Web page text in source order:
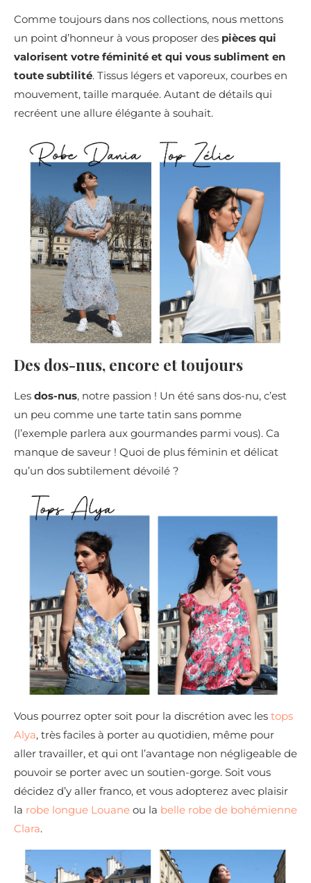
Comme toujours dans nos collections, nous mettons
un point d’honneur à vous proposer des pièces qui
valorisent votre féminité et qui vous subliment en
toute subtilité. Tissus légers et vaporeux, courbes en
mouvement, taille marquée. Autant de détails qui
recréent une allure élégante à souhait.
Des dos-nus, encore et toujours
Les dos-nus, notre passion ! Un été sans dos-nu, c’est
un peu comme une tarte tatin sans pomme
(l’exemple parlera aux gourmandes parmi vous). Ca
manque de saveur ! Quoi de plus féminin et délicat
qu’un dos subtilement dévoilé ?
Vous pourrez opter soit pour la discrétion avec les tops
Alya, très faciles à porter au quotidien, même pour
aller travailler, et qui ont l’avantage non négligeable de
pouvoir se porter avec un soutien-gorge. Soit vous
décidez d’y aller franco, et vous adopterez avec plaisir
la robe longue Louane ou la belle robe de bohémienne
Clara.